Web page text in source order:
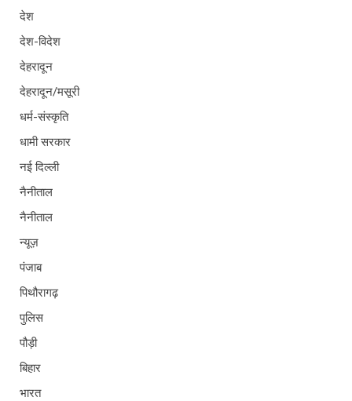
देश
देश-विदेश
देहरादून
देहरादून/मसूरी
धर्म-संस्कृति
धामी सरकार
नई दिल्ली
नैनीताल
नैनीताल
न्यूज़
पंजाब
पिथौरागढ़
पुलिस
पौड़ी
बिहार
भारत